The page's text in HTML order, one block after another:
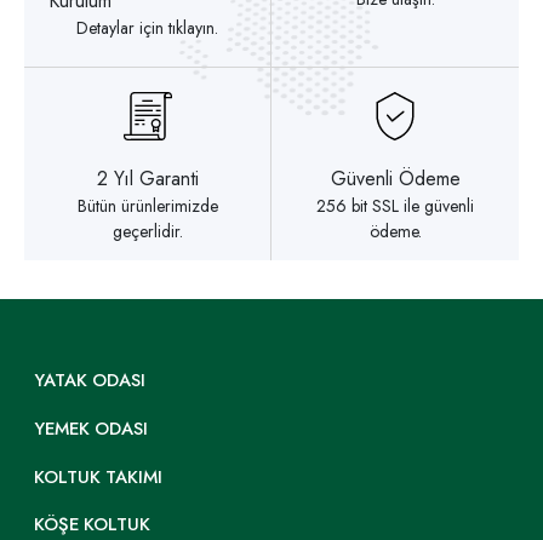
Detaylar için tıklayın.
2 Yıl Garanti
Bütün ürünlerimizde
geçerlidir.
Güvenli Ödeme
256 bit SSL ile güvenli
ödeme.
YATAK ODASI
YEMEK ODASI
KOLTUK TAKIMI
KÖŞE KOLTUK